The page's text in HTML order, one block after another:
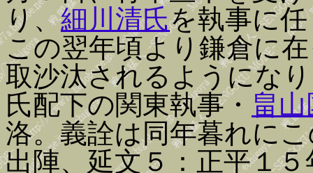
り、細川清氏を執事に
この翌年頃より鎌倉に
取沙汰されるようにな
氏配下の関東執事・ 畠
洛。義詮は同年暮れに
出陣、延文５：正平１